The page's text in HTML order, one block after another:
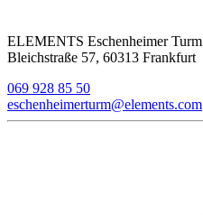
ELEMENTS Eschenheimer Turm
Bleichstraße 57, 60313 Frankfurt
069 928 85 50
eschenheimerturm@elements.com